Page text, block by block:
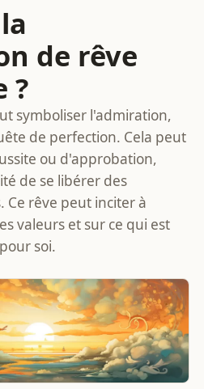
de rêve
?
symboliser l'admiration,
de perfection. Cela peut
ou d'approbation,
de se libérer des
Ce rêve peut inciter à
valeurs et sur ce qui est
soi.